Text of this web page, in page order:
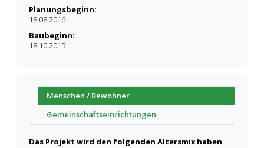
Planungsbeginn:
18.08.2016
Baubeginn:
18.10.2015
Menschen / Bewohner
Gemeinschaftseinrichtungen
Das Projekt wird den folgenden Altersmix haben